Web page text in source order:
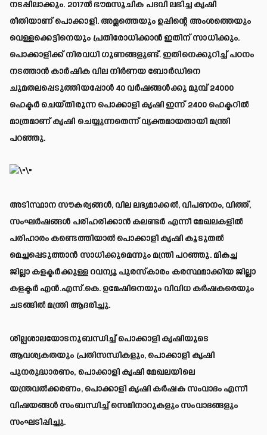
നടപ്പിലാക്കും. 2017ൽ ഭൗമസൂചിക പദവി ലഭിച്ച കൃഷി
രീതിയാണ് പൊക്കാളി. അമ്ലത്തെയും ഉപ്പിന്റെ അംശത്തെയും
വെള്ളക്കെട്ടിനെയും പ്രതിരോധിക്കാൻ ഇതിന് സാധിക്കും.
പൊക്കാളിക്ക് നിരവധി ഗുണങ്ങളുണ്ട്. ഇതിനെക്കുറിച്ച് പഠനം
നടത്താൻ കാർഷിക വില നിർണയ ബോർഡിനെ
ചുമതലപ്പെടുത്തിയപ്പോൾ 40 വർഷങ്ങൾക്കു മുമ്പ് 24000
ഹെക്ടർ ചെയ്തിരുന്ന പൊക്കാളി കൃഷി ഇന്ന് 2400 ഹെക്ടറിൽ
മാത്രമാണ് കൃഷി ചെയ്യുന്നതെന്ന് വ്യക്തമായതായി മന്ത്രി
പറഞ്ഞു.
അടിസ്ഥാന സൗകര്യങ്ങൾ, വില ലഭ്യമാക്കൽ, വിപണനം, വിത്ത്,
സംഘർഷങ്ങൾ പരിഹരിക്കാൻ കലണ്ടർ എന്നീ മേഖലകളിൽ
പരിഹാരം കണ്ടെത്തിയാൽ പൊക്കാളി കൃഷി കൂടുതൽ
മെച്ചപ്പെടുത്താൻ സാധിക്കുമെന്നും മന്ത്രി പറഞ്ഞു. മികച്ച
ജില്ലാ കളക്ടർക്കുള്ള റവന്യൂ പുരസ്കാരം കരസ്ഥമാക്കിയ ജില്ലാ
കളക്ടർ എൻ.എസ്.കെ. ഉമേഷിനെയും വിവിധ കർഷകരെയും
ചടങ്ങിൽ മന്ത്രി ആദരിച്ചു.
ശില്പശാലയോടനുബന്ധിച്ച് പൊക്കാളി കൃഷിയുടെ
ആവശ്യകതയും പ്രതിസന്ധികളും, പൊക്കാളി കൃഷി
പുനരുദ്ധാരണം, പൊക്കാളി കൃഷി മേഖലയിലെ
യന്ത്രവൽക്കരണം, പൊക്കാളി കൃഷി കർഷക സംവാദം എന്നീ
വിഷയങ്ങൾ സംബന്ധിച്ച് സെമിനാറുകളും സംവാദങ്ങളും
സംഘടിപ്പിച്ചു.